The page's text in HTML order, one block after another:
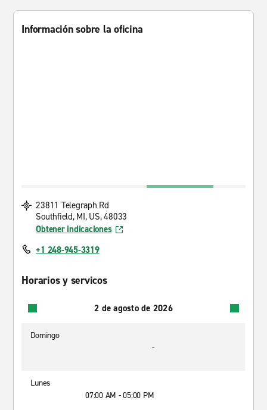
Información sobre la oficina
23811 Telegraph Rd
Southfield, MI, US, 48033
Obtener indicaciones
+1 248-945-3319
Horarios y servicos
2 de agosto de 2026
Domingo
-
Lunes
07:00 AM - 05:00 PM